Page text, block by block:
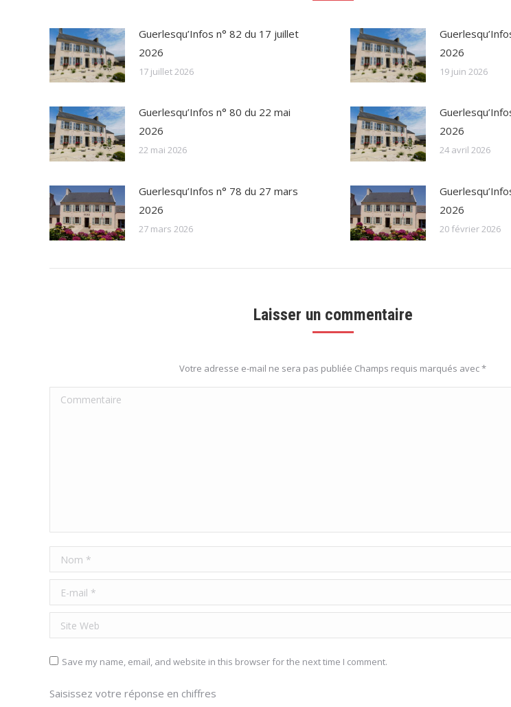
Guerlesqu’Infos n° 82 du 17 juillet
2026
17 juillet 2026
2026
19 juin 2026
Guerlesqu’Infos n° 80 du 22 mai
2026
22 mai 2026
2026
24 avril 2026
Guerlesqu’Infos n° 78 du 27 mars
2026
27 mars 2026
2026
20 février 2026
Laisser un commentaire
Votre adresse e-mail ne sera pas publiée Champs requis marqués avec*
Commentaire
Nom *
E-mail *
Site Web
Save my name, email, and website in this browser for the next time I comment.
Saisissez votre réponse en chiffres